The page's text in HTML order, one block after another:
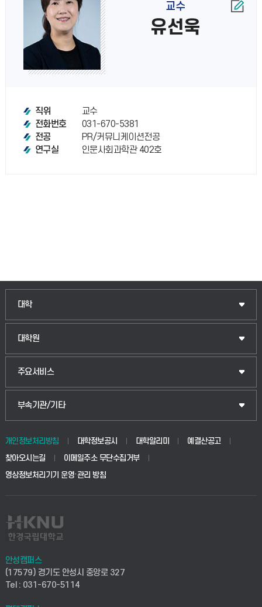
교수
유선욱
직위
교수
전화번호
031-670-5381
전공
PR/커뮤니케이션전공
연구실
인문사회과학관 402호
대학
인문융합공공인재학부
법경영학부
생명공학부
사회안전시스템공학부
컴퓨터응용수학부
대학원
일반대학원
산업대학원
공공정책대학원
교육대학원
주요서비스
입학안내
웹메일
학사시스템(전문학사 및 전공심화)
사이버캠퍼스(전문학사 및 전공심화)
시설바로처리서비스
연구실안전관리시스템
부속기관/기타
중앙도서관
학생생활관(안성)
산학협력단
취업지원센터
창업지원센터
개인정보처리방침 대학정보공시 대학알리미
예결산공고
찾아오시는길
이메일주소 무단수집거부
영상정보처리기기 운영·관리 방침
안성캠퍼스
(17579) 경기도 안성시 중앙로 327
Tel : 031-670-5114